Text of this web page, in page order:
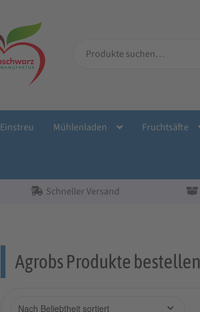
nach:
Einstreu Mühlenladen Fruchtsäfte
Schneller Versand
Agrobs Produkte bestellen